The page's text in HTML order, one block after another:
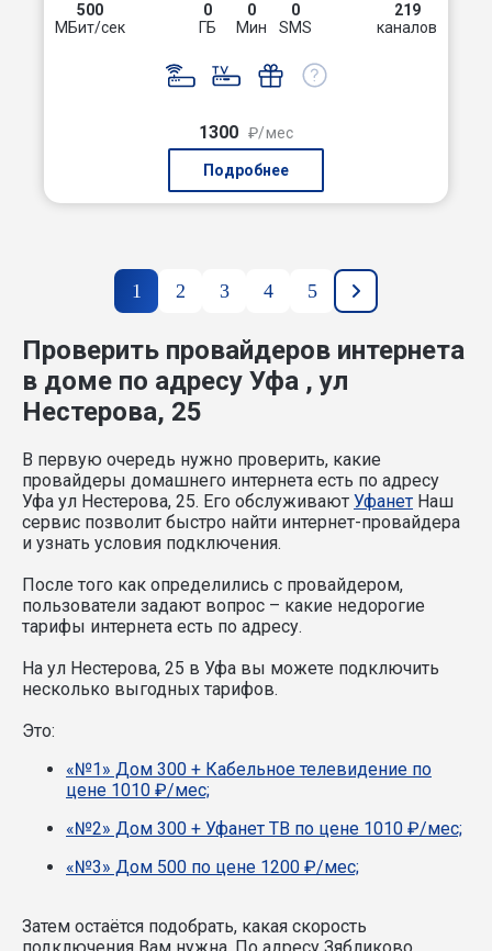
500
МБит/сек
0
ГБ
0
Мин
0
SMS
219
каналов
1300 ₽/мес
Подробнее
1 2 3 4 5
Проверить провайдеров интернета
в доме по адресу Уфа , ул
Нестерова, 25
В первую очередь нужно проверить, какие
провайдеры домашнего интернета есть по адресу
Уфа ул Нестерова, 25. Его обслуживают Уфанет Наш
сервис позволит быстро найти интернет-провайдера
и узнать условия подключения.
После того как определились с провайдером,
пользователи задают вопрос – какие недорогие
тарифы интернета есть по адресу.
На ул Нестерова, 25 в Уфа вы можете подключить
несколько выгодных тарифов.
Это:
«№1» Дом 300 + Кабельное телевидение по
цене 1010 ₽/мес;
«№2» Дом 300 + Уфанет ТВ по цене 1010 ₽/мес;
«№3» Дом 500 по цене 1200 ₽/мес;
Затем остаётся подобрать, какая скорость